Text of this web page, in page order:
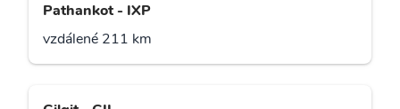
Pathankot - IXP
vzdálené 211 km